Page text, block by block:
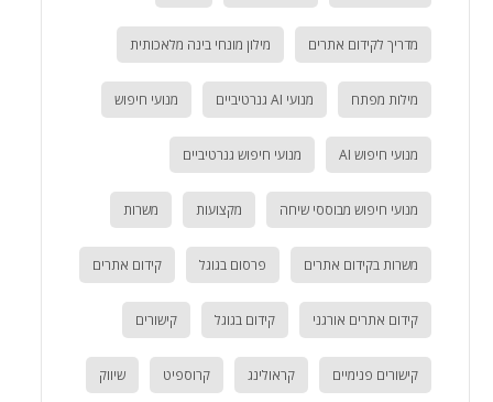
מדריך לקידום אתרים מילון מונחי בינה מלאכותית
מילות מפתח מנועי AI גנרטיביים מנועי חיפוש
מנועי חיפוש AI מנועי חיפוש גנרטיביים
מנועי חיפוש מבוססי שיחה מקצועות משרות
משרות בקידום אתרים פרסום בגוגל קידום אתרים
קידום אתרים אורגני קידום בגוגל קישורים
קישורים פנימיים קראולינג קרוספיט שיווק